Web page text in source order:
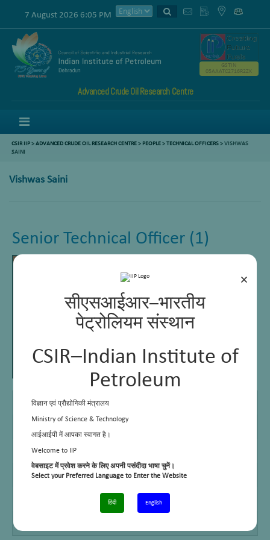
×
सीएसआईआर–भारतीय
पेट्रोलियम संस्थान
CSIR–Indian Institute of
Petroleum
विज्ञान एवं प्रौद्योगिकी मंत्रालय
Ministry of Science & Technology
आईआईपी में आपका स्वागत है।
Welcome to IIP
वेबसाइट में प्रवेश करने के लिए अपनी पसंदीदा भाषा चुनें।
Select your Preferred Language to Enter the Website
हिंदी English
7 August 2026 6:05 PM
Advanced Crude Oil Research Centre
GSTIN
05AAATC2716R2ZK
CSIR IIP>ADVANCED CRUDE OIL RESEARCH CENTRE> PEOPLE>TECHNICAL OFFICERS> VISHWAS
SAINI
Vishwas Saini
Senior Technical Officer (1)
2009, Gurukula Kangari Vishwavidyalaya, Haridwar
E Mail vishwas.saini@iip.res.in
+91 – 0135 2525 716